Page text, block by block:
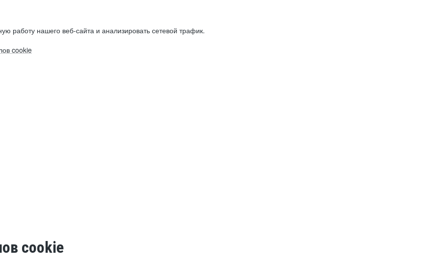
работу нашего веб-сайта и анализировать сетевой трафик.
cookie
cookie